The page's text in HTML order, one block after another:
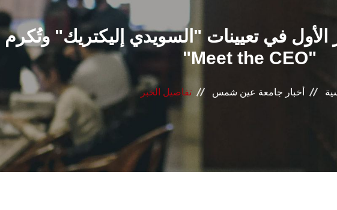
في تعيينات "السويدي إليكتريك" وتُكرم
"Meet the CEO"
أخبار جامعة عين شمس تفاصيل الخبر